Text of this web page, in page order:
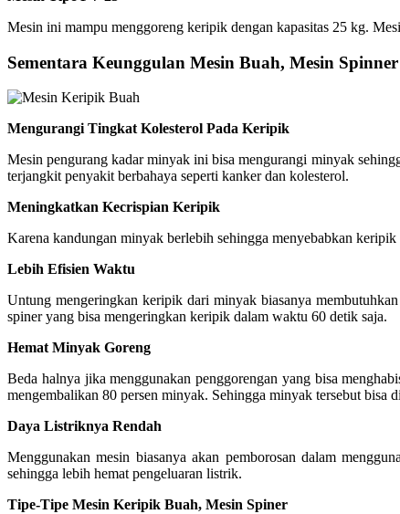
Mesin ini mampu menggoreng keripik dengan kapasitas 25 kg.
Sementara Keunggulan Mesin Buah, Mesin
Mengurangi Tingkat Kolesterol Pada Keripik
Mesin pengurang kadar minyak ini bisa mengurangi minyak
terjangkit penyakit berbahaya seperti kanker dan kolesterol.
Meningkatkan Kecrispian Keripik
Karena kandungan minyak berlebih sehingga menyebabkan
Lebih Efisien Waktu
Untung mengeringkan keripik dari minyak biasanya
spiner yang bisa mengeringkan keripik dalam waktu 60 detik saja.
Hemat Minyak Goreng
Beda halnya jika menggunakan penggorengan yang bisa
mengembalikan 80 persen minyak. Sehingga minyak tersebut bisa
Daya Listriknya Rendah
Menggunakan mesin biasanya akan pemborosan dalam
sehingga lebih hemat pengeluaran listrik.
Tipe-Tipe Mesin Keripik Buah, Mesin Spiner